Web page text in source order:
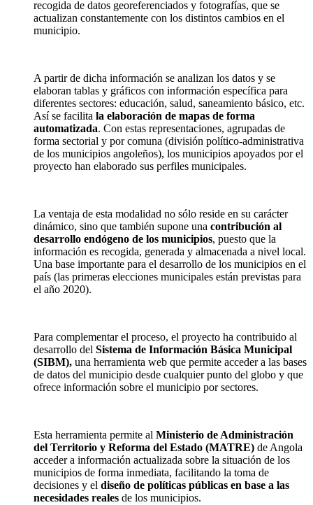
recogida de datos georeferenciados y fotografías, que se
actualizan constantemente con los distintos cambios en el
municipio.
A partir de dicha información se analizan los datos y se
elaboran tablas y gráficos con información específica para
diferentes sectores: educación, salud, saneamiento básico, etc.
Así se facilita la elaboración de mapas de forma
automatizada. Con estas representaciones, agrupadas de
forma sectorial y por comuna (división político-administrativa
de los municipios angoleños), los municipios apoyados por el
proyecto han elaborado sus perfiles municipales.
La ventaja de esta modalidad no sólo reside en su carácter
dinámico, sino que también supone una contribución al
desarrollo endógeno de los municipios, puesto que la
información es recogida, generada y almacenada a nivel local.
Una base importante para el desarrollo de los municipios en el
país (las primeras elecciones municipales están previstas para
el año 2020).
Para complementar el proceso, el proyecto ha contribuido al
desarrollo del Sistema de Información Básica Municipal
(SIBM), una herramienta web que permite acceder a las bases
de datos del municipio desde cualquier punto del globo y que
ofrece información sobre el municipio por sectores.
Esta herramienta permite al Ministerio de Administración
del Territorio y Reforma del Estado (MATRE) de Angola
acceder a información actualizada sobre la situación de los
municipios de forma inmediata, facilitando la toma de
decisiones y el diseño de políticas públicas en base a las
necesidades reales de los municipios.